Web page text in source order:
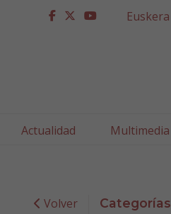
facebook
twitter
youtube
Euskera
Actualidad Multimedia
Volver Categorías